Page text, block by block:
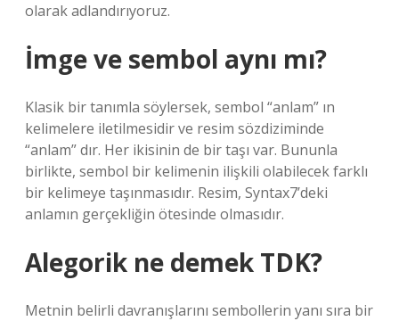
olarak adlandırıyoruz.
İmge ve sembol aynı mı?
Klasik bir tanımla söylersek, sembol “anlam” ın
kelimelere iletilmesidir ve resim sözdiziminde
“anlam” dır. Her ikisinin de bir taşı var. Bununla
birlikte, sembol bir kelimenin ilişkili olabilecek farklı
bir kelimeye taşınmasıdır. Resim, Syntax7’deki
anlamın gerçekliğin ötesinde olmasıdır.
Alegorik ne demek TDK?
Metnin belirli davranışlarını sembollerin yanı sıra bir